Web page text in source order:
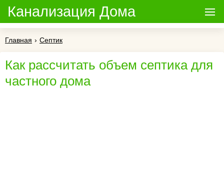
Канализация Дома
Главная › Септик
Как рассчитать объем септика для
частного дома